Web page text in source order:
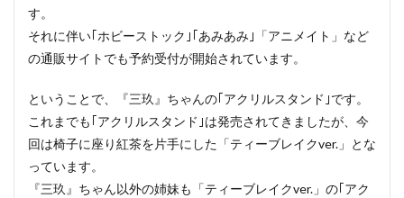
す。
それに伴い｢ホビーストック｣｢あみあみ｣「アニメイト」など
の通販サイトでも予約受付が開始されています。
ということで、『三玖』ちゃんの｢アクリルスタンド｣です。
これまでも｢アクリルスタンド｣は発売されてきましたが、今
回は椅子に座り紅茶を片手にした「ティーブレイクver.」とな
っています。
『三玖』ちゃん以外の姉妹も「ティーブレイクver.」の｢アク